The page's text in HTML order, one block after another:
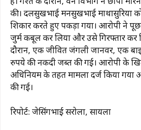
की। ​​दलसुखभाई मनसुखभाई माथासुरिया
शिकार करते हुए पकड़ा गया। आरोपी ने
जुर्म कबूल कर लिया और उसे गिरफ्तार कर
दौरान, एक जीवित जंगली जानवर, एक
रुपये की नकदी जब्त की गई। आरोपी के
अधिनियम के तहत मामला दर्ज किया गया
की गई।
रिपोर्ट: जेसिंगभाई सरोला, सायला